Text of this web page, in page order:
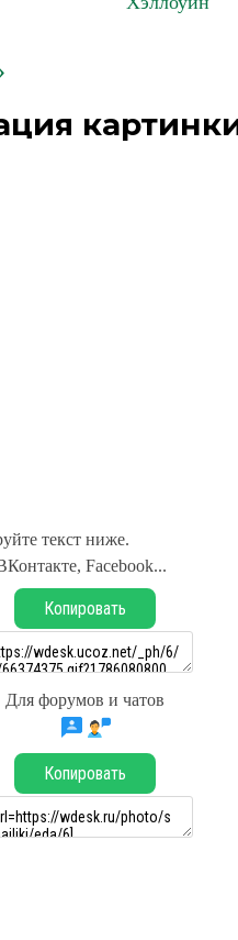
текст ниже.
Facebook...
Копировать
Для форумов и чатов
Копировать